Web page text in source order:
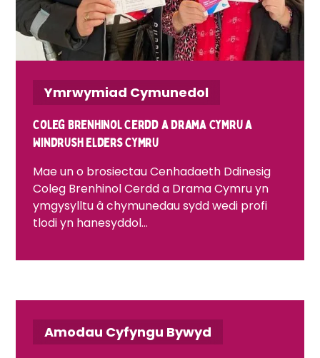
Ymrwymiad Cymunedol
Coleg Brenhinol Cerdd a Drama Cymru a
Windrush Elders Cymru
Mae un o brosiectau Cenhadaeth Ddinesig
Coleg Brenhinol Cerdd a Drama Cymru yn
ymgysylltu â chymunedau sydd wedi profi
tlodi yn hanesyddol...
Amodau Cyfyngu Bywyd